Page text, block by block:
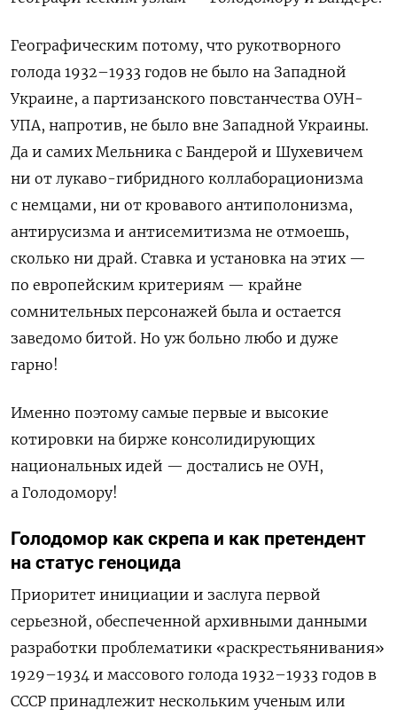
Географическим потому, что рукотворного
голода 1932–1933 годов не было на Западной
Украине, а партизанского повстанчества ОУН-
УПА, напротив, не было вне Западной Украины.
Да и самих Мельника с Бандерой и Шухевичем
ни от лукаво-гибридного коллаборационизма
с немцами, ни от кровавого антиполонизма,
антирусизма и антисемитизма не отмоешь,
сколько ни драй. Ставка и установка на этих —
по европейским критериям — крайне
сомнительных персонажей была и остается
заведомо битой. Но уж больно любо и дуже
гарно!
Именно поэтому самые первые и высокие
котировки на бирже консолидирующих
национальных идей — достались не ОУН,
а Голодомору!
Голодомор как скрепа и как претендент
на статус геноцида
Приоритет инициации и заслуга первой
серьезной, обеспеченной архивными данными
разработки проблематики «раскрестьянивания»
1929–1934 и массового голода 1932–1933 годов в
СССР принадлежит нескольким ученым или